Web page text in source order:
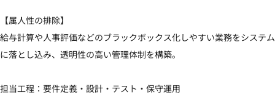
【属人性の排除】
給与計算や人事評価などのブラックボックス化しやすい業務をシステム
に落とし込み、透明性の高い管理体制を構築。
担当工程：要件定義・設計・テスト・保守運用